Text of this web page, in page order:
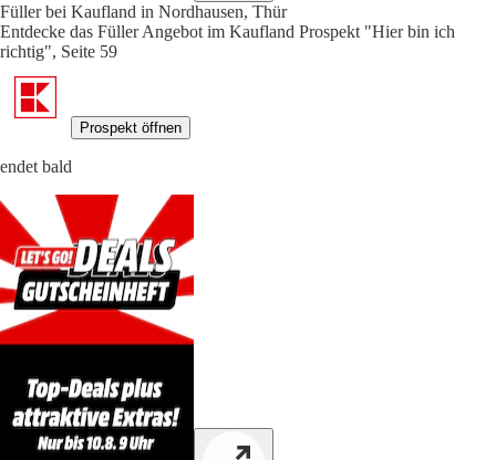
Füller bei Kaufland in Nordhausen, Thür
Entdecke das Füller Angebot im Kaufland Prospekt "Hier bin ich
richtig", Seite 59
Prospekt öffnen
endet bald